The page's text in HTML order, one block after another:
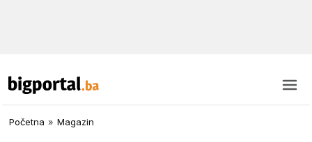
Početna » Magazin